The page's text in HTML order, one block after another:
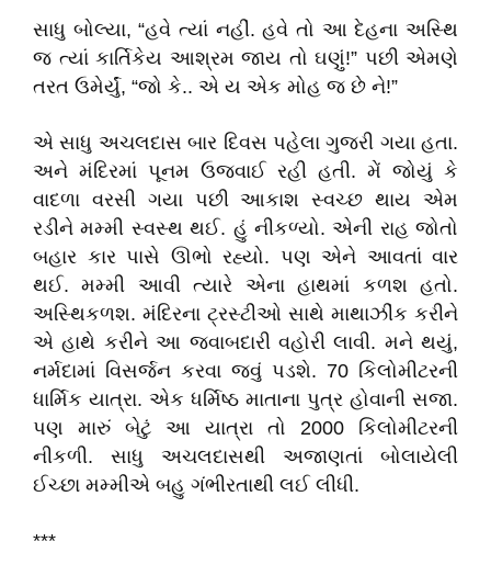
સાધુ બોલ્યા, “હવે ત્યાં નહીં. હવે તો આ દેહના અસ્થિ
જ ત્યાં કાર્તિકેય આશ્રમ જાય તો ઘણું!” પછી એમણે
તરત ઉમેર્યું, “જો કે.. એ ય એક મોહ જ છે ને!”
એ સાધુ અચલદાસ બાર દિવસ પહેલા ગુજરી ગયા હતા.
અને મંદિરમાં પૂનમ ઉજવાઈ રહી હતી. મેં જોયું કે
વાદળા વરસી ગયા પછી આકાશ સ્વચ્છ થાય એમ
રડીને મમ્મી સ્વસ્થ થઈ. હું નીકળ્યો. એની રાહ જોતો
બહાર કાર પાસે ઊભો રહ્યો. પણ એને આવતાં વાર
થઈ. મમ્મી આવી ત્યારે એના હાથમાં કળશ હતો.
અસ્થિકળશ. મંદિરના ટ્રસ્ટીઓ સાથે માથાઝીંક કરીને
એ હાથે કરીને આ જવાબદારી વહોરી લાવી. મને થયું,
નર્મદામાં વિસર્જન કરવા જવું પડશે. 70 કિલોમીટરની
ધાર્મિક યાત્રા. એક ધર્મિષ્ઠ માતાના પુત્ર હોવાની સજા.
પણ મારું બેટું આ યાત્રા તો 2000 કિલોમીટરની
નીકળી. સાધુ અચલદાસથી અજાણતાં બોલાયેલી
ઈચ્છા મમ્મીએ બહુ ગંભીરતાથી લઈ લીધી.
***